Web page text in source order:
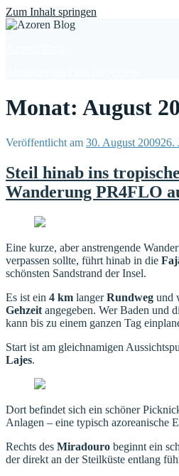
Zum Inhalt springen
Monat: August
Veröffentlicht am 30. August 200926.
Steil hinab ins
Wanderung PR4FLO
Eine kurze, aber anstrengende
verpassen sollte, führt hinab in die
schönsten Sandstrand der Insel.
Es ist ein 4 km langerRundweg und
Gehzeit angegeben. Wer Baden und
kann bis zu einem ganzen Tag
Start ist am gleichnamigen
Lajes.
Dort befindet sich ein schöner
Anlagen – eine typisch azoreanische
Rechts des Miradouro beginnt ein
der direkt an der Steilküste entlang